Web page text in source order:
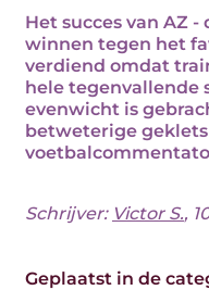
Het succes van AZ
winnen tegen het
verdiend omdat
hele tegenvallende
evenwicht is
betweterige
Schrijver: Victor S.,
Geplaatst in de